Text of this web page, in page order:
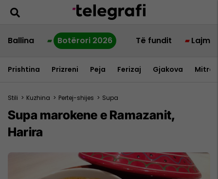
Ballina Botërori 2026 Të fundit Lajme
Prishtina Prizreni Peja Ferizaj Gjakova
Stili > Kuzhina > Pertej-shijes > Supa
Supa marokene e Ramazanit,
Harira